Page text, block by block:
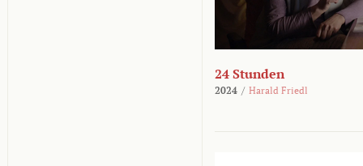
24 Stunden
2024 / Harald Friedl